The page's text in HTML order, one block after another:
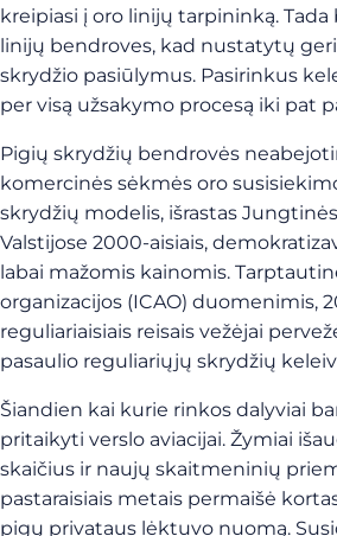
kreipiasi į oro linijų tarpininką.
linijų bendroves, kad nustatytų
skrydžio pasiūlymus. Pasirinkus
per visą užsakymo procesą iki pat
Pigių skrydžių bendrovės
komercinės sėkmės oro
skrydžių modelis, išrastas
Valstijose 2000-aisiais,
labai mažomis kainomis.
organizacijos (ICAO) duomenimis,
reguliariaisiais reisais vežėjai
pasaulio reguliariųjų skrydžių
Šiandien kai kurie rinkos dalyviai
pritaikyti verslo aviacijai. Žymiai
skaičius ir naujų skaitmeninių
pastaraisiais metais permaišė
pigų privataus lėktuvo nuomą.